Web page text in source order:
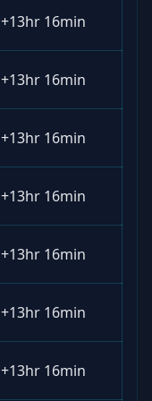
+13hr 16min
+13hr 16min
+13hr 16min
+13hr 16min
+13hr 16min
+13hr 16min
+13hr 16min